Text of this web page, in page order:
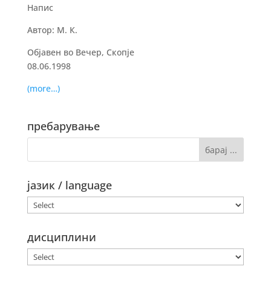
Напис
Автор: М. К.
Објавен во Вечер, Скопје
08.06.1998
(more…)
пребарување
јазик / language
дисциплини